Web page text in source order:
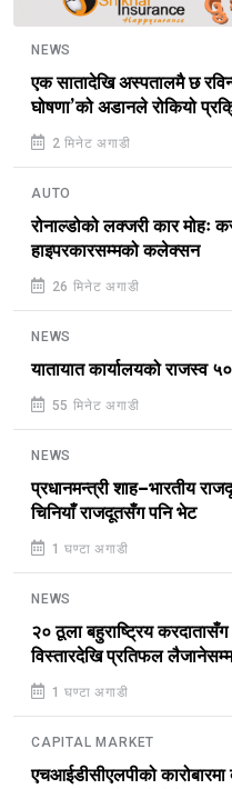
NEWS
एक सातादेखि अस्पतालमै छ
घोषणा’को अडानले रोकियो
2 मिनेट अगाडी
AUTO
रोनाल्डोको लक्जरी कार मोहः
हाइपरकारसम्मको कलेक्सन
26 मिनेट अगाडी
NEWS
यातायात कार्यालयको राजस्व
55 मिनेट अगाडी
NEWS
प्रधानमन्त्री शाह–भारतीय
चिनियाँ राजदूतसँग पनि भेट
1 घण्टा अगाडी
NEWS
२० ठूला बहुराष्ट्रिय
विस्तारदेखि प्रतिफल
1 घण्टा अगाडी
CAPITAL MARKET
एचआईडीसीएलपीको